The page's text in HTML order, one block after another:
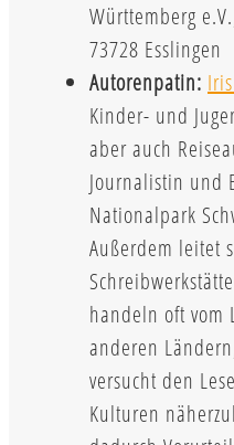
Württemberg
73728 Esslingen
Autorenpatin:
Kinder- und
aber auch
Journalistin und
Nationalpark
Außerdem leitet
handeln oft vom
anderen
versucht den
Kulturen